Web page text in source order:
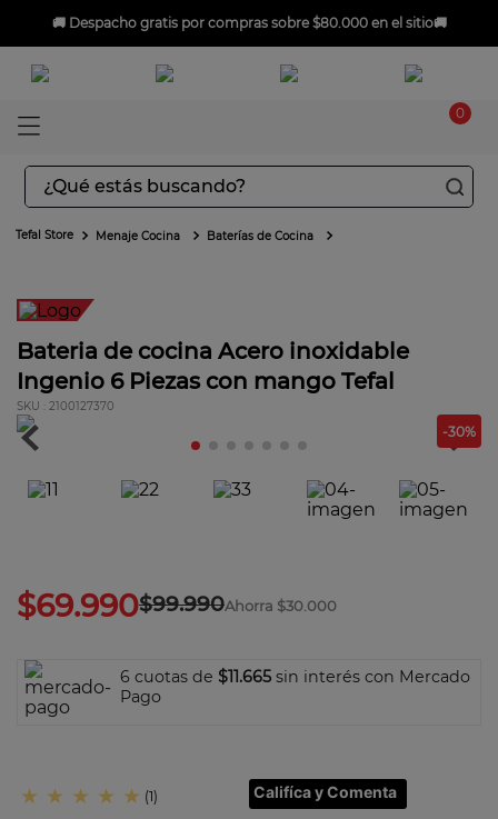
🚚 Despacho gratispor compras sobre $80.000 en el sitio🚚
0
¿Qué estás buscando?
Menaje Cocina Baterías de Cocina
Bateria de cocina Acero inoxidable
Ingenio 6 Piezas con mango Tefal
2100127370
-30%
$99.990
$69.990 Ahorra $30.000
6 cuotas de $11.665 sin interés con Mercado
Pago
★ ★ ★ ★ ★ (1) Califíca y Comenta
TÉRMINOS MÁS BUSCADOS
2.
sarten
3.
ingenio
4.
sartenes
7.
10. excellence